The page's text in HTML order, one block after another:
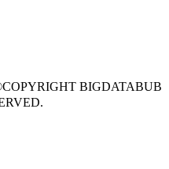
BIGDATABUB